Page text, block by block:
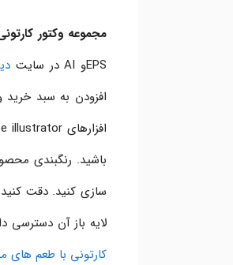
مجموعه وکتور
EPSو AI در سایت
افزارهای illustrator
باشید. رنگبندی
لایه باز آن
کارتونی با طعم های